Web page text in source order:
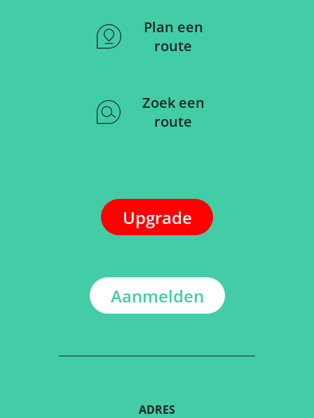
Plan een
route
Zoek een
route
Upgrade
Aanmelden
ADRES